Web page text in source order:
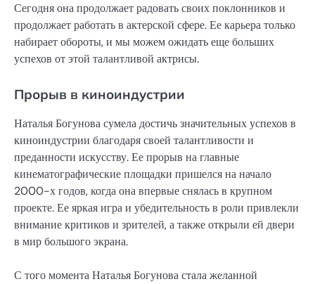
Сегодня она продолжает радовать своих поклонников и
продолжает работать в актерской сфере. Ее карьера только
набирает обороты, и мы можем ожидать еще больших
успехов от этой талантливой актрисы.
Прорыв в киноиндустрии
Наталья Богунова сумела достичь значительных успехов в
киноиндустрии благодаря своей талантливости и
преданности искусству. Ее прорыв на главные
кинематографические площадки пришелся на начало
2000-х годов, когда она впервые снялась в крупном
проекте. Ее яркая игра и убедительность в роли привлекли
внимание критиков и зрителей, а также открыли ей двери
в мир большого экрана.
С того момента Наталья Богунова стала желанной